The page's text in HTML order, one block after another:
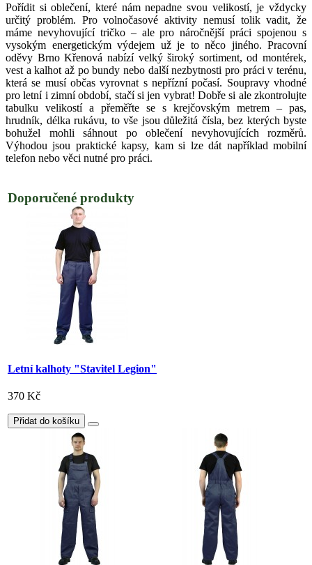
Pořídit si oblečení, které nám nepadne svou velikostí, je vždycky
určitý problém. Pro volnočasové aktivity nemusí tolik vadit, že
máme nevyhovující tričko – ale pro náročnější práci spojenou s
vysokým energetickým výdejem už je to něco jiného. Pracovní
oděvy Brno Křenová nabízí velký široký sortiment, od montérek,
vest a kalhot až po bundy nebo další nezbytnosti pro práci v terénu,
která se musí občas vyrovnat s nepřízní počasí. Soupravy vhodné
pro letní i zimní období, stačí si jen vybrat! Dobře si ale zkontrolujte
tabulku velikostí a přeměřte se s krejčovským metrem – pas,
hrudník, délka rukávu, to vše jsou důležitá čísla, bez kterých byste
bohužel mohli sáhnout po oblečení nevyhovujících rozměrů.
Výhodou jsou praktické kapsy, kam si lze dát například mobilní
telefon nebo věci nutné pro práci.
Doporučené produkty
Letní kalhoty "Stavitel Legion"
370 Kč
Přidat do košíku